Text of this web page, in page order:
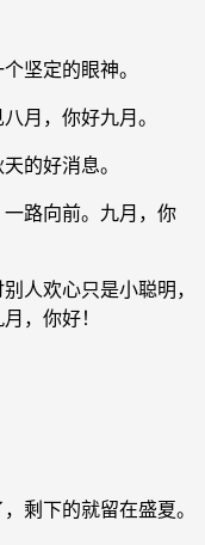
坚定的眼神。
月，你好九月。
的好消息。
路向前。九月，你
人欢心只是小聪明，
，你好！
剩下的就留在盛夏。